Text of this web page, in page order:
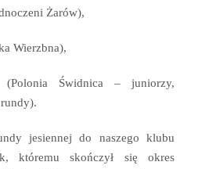
Żarów),
Wierzbna),
Świdnica – juniorzy,
jesiennej do naszego klubu
któremu skończył się okres